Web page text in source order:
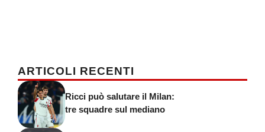
ARTICOLI RECENTI
Ricci può salutare il Milan:
tre squadre sul mediano